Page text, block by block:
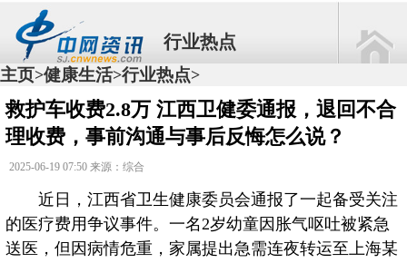
行业热点
主页>健康生活>行业热点>
救护车收费2.8万 江西卫健委通报，退回不合
理收费，事前沟通与事后反悔怎么说？
2025-06-19 07:50 来源：综合
近日，江西省卫生健康委员会通报了一起备受关注
的医疗费用争议事件。一名2岁幼童因胀气呕吐被紧急
送医，但因病情危重，家属提出急需连夜转运至上海某